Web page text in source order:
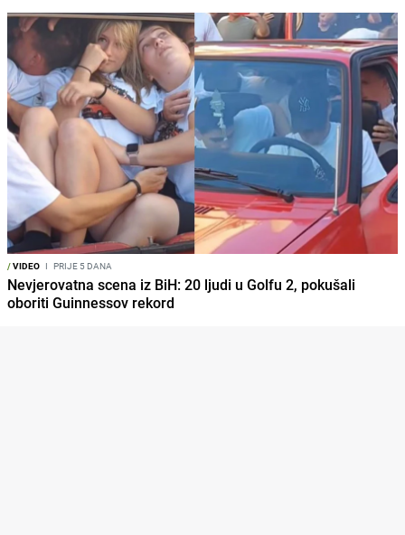
/VIDEO I PRIJE 5 DANA
Nevjerovatna scena iz BiH: 20 ljudi u Golfu 2, pokušali
oboriti Guinnessov rekord